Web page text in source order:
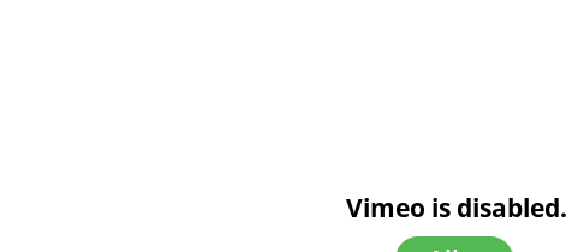
Vimeo is disabled.